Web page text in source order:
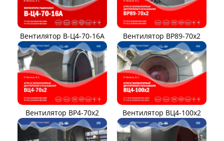
Вентилятор В-Ц4-70-16А Вентилятор ВР89-70x2
Вентилятор ВР4-70x2 Вентилятор ВЦ4-100х2